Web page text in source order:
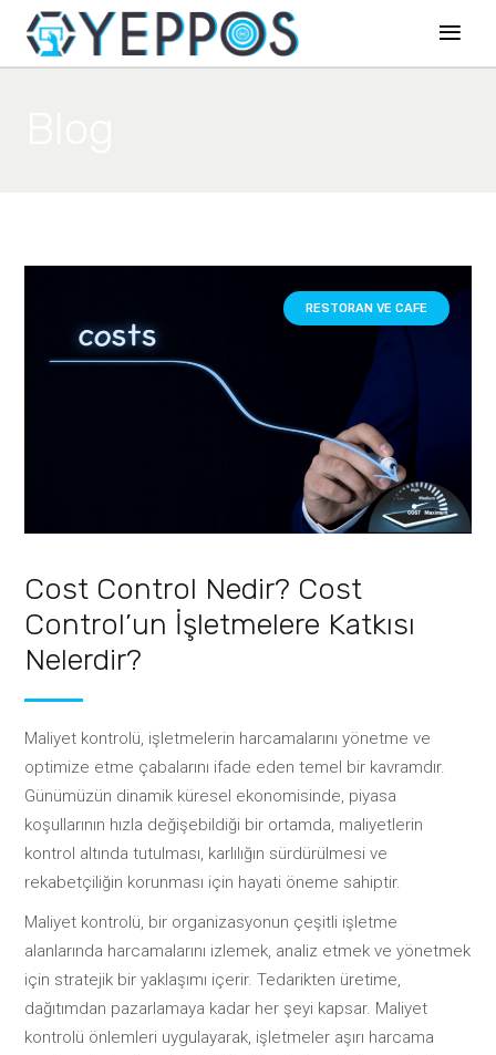
RESTORAN VE CAFE
Cost Control Nedir? Cost
Control’un İşletmelere Katkısı
Nelerdir?
Maliyet kontrolü, işletmelerin harcamalarını yönetme ve
optimize etme çabalarını ifade eden temel bir kavramdır.
Günümüzün dinamik küresel ekonomisinde, piyasa
koşullarının hızla değişebildiği bir ortamda, maliyetlerin
kontrol altında tutulması, karlılığın sürdürülmesi ve
rekabetçiliğin korunması için hayati öneme sahiptir.
Maliyet kontrolü, bir organizasyonun çeşitli işletme
alanlarında harcamalarını izlemek, analiz etmek ve yönetmek
için stratejik bir yaklaşımı içerir. Tedarikten üretime,
dağıtımdan pazarlamaya kadar her şeyi kapsar. Maliyet
kontrolü önlemleri uygulayarak, işletmeler aşırı harcama